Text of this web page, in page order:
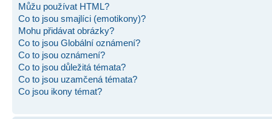
Můžu používat HTML?
Co to jsou smajlíci (emotikony)?
Mohu přidávat obrázky?
Co to jsou Globální oznámení?
Co to jsou oznámení?
Co to jsou důležitá témata?
Co to jsou uzamčená témata?
Co jsou ikony témat?